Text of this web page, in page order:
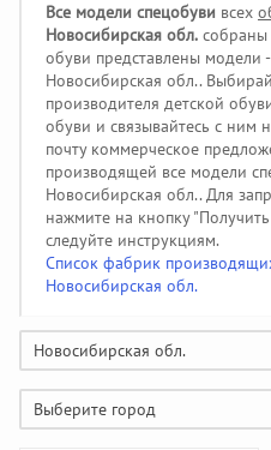
Все модели спецобуви всех
Новосибирская обл. собраны
обуви представлены модели
Новосибирская обл..
производителя детской
обуви и связывайтесь с ним
почту коммерческое
производящей все модели
Новосибирская обл.. Для
нажмите на кнопку
следуйте инструкциям.
Список фабрик
Новосибирская обл.
Новосибирская обл.
Выберите город